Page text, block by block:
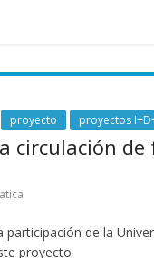
proyecto proyectos
circulación
de la
proyecto